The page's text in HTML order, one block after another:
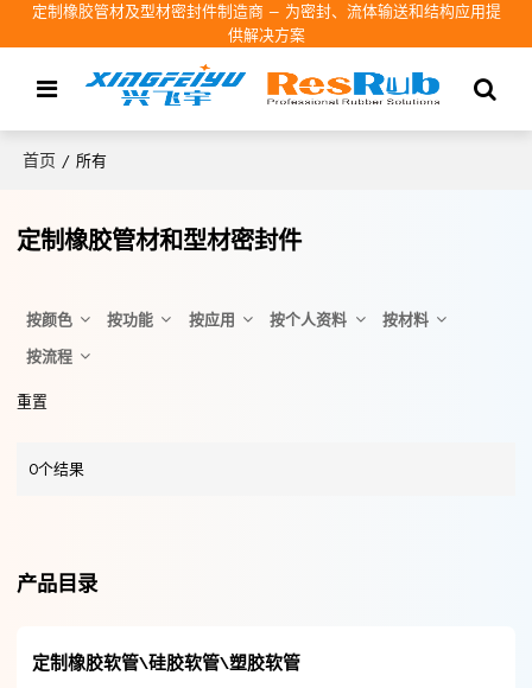
定制橡胶管材及型材密封件制造商 – 为密封、流体输送和结构应用提
供解决方案
首页 / 所有
定制橡胶管材和型材密封件
按颜色 按功能 按应用 按个人资料
按材料
按流程
重置
0个结果
产品目录
定制橡胶软管\硅胶软管\塑胶软管